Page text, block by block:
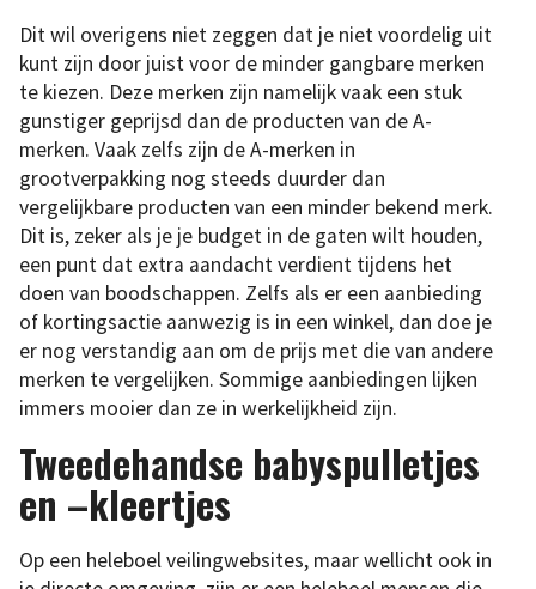
Dit wil overigens niet zeggen dat je niet voordelig uit
kunt zijn door juist voor de minder gangbare merken
te kiezen. Deze merken zijn namelijk vaak een stuk
gunstiger geprijsd dan de producten van de A-
merken. Vaak zelfs zijn de A-merken in
grootverpakking nog steeds duurder dan
vergelijkbare producten van een minder bekend merk.
Dit is, zeker als je je budget in de gaten wilt houden,
een punt dat extra aandacht verdient tijdens het
doen van boodschappen. Zelfs als er een aanbieding
of kortingsactie aanwezig is in een winkel, dan doe je
er nog verstandig aan om de prijs met die van andere
merken te vergelijken. Sommige aanbiedingen lijken
immers mooier dan ze in werkelijkheid zijn.
Tweedehandse babyspulletjes
en –kleertjes
Op een heleboel veilingwebsites, maar wellicht ook in